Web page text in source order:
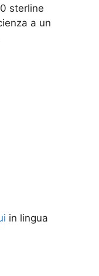
sterline
a un
in lingua